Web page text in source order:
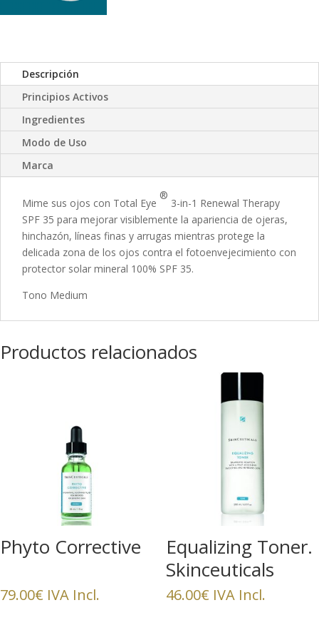
Descripción
Principios Activos
Ingredientes
Modo de Uso
Marca
Mime sus ojos con Total Eye
®
3-in-1 Renewal Therapy
SPF 35 para mejorar visiblemente la apariencia de ojeras,
hinchazón, líneas finas y arrugas mientras protege la
delicada zona de los ojos contra el fotoenvejecimiento con
protector solar mineral 100% SPF 35.
Tono Medium
Productos relacionados
Phyto Corrective
79.00€ IVA Incl.
Equalizing Toner.
Skinceuticals
46.00€ IVA Incl.